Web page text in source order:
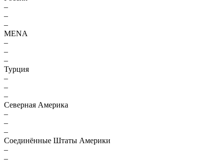
–
–
–
MENA
–
–
–
Турция
–
–
–
Северная Америка
–
–
–
Соединённые Штаты Америки
–
–